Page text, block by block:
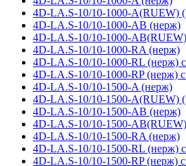
4D-LA.S-10/10-1000-A(RUEW)
4D-LA.S-10/10-1000-AB (нерж)
4D-LA.S-10/10-1000-
4D-LA.S-10/10-1000-RA (нерж)
4D-LA.S-10/10-1000-RL (нерж)
4D-LA.S-10/10-1000-RP (нерж)
4D-LA.S-10/10-1500-A (нерж)
4D-LA.S-10/10-1500-A(RUEW)
4D-LA.S-10/10-1500-AB (нерж)
4D-LA.S-10/10-1500-
4D-LA.S-10/10-1500-RA (нерж)
4D-LA.S-10/10-1500-RL (нерж)
4D-LA.S-10/10-1500-RP (нерж)